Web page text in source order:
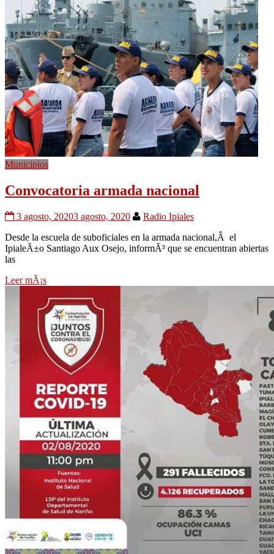
Municipios
Convocatoria armada nacional
3 agosto, 20203 agosto, 2020
Radio Ipiales
Desde la escuela de suboficiales en la armada nacional,Â el
IpialeÃ±o Santiago Aux Osejo, informÃ³ que se encuentran abiertas
las
Leer mÃ¡s